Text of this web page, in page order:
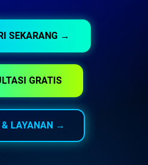
SEKARANG →
GRATIS
& LAYANAN →